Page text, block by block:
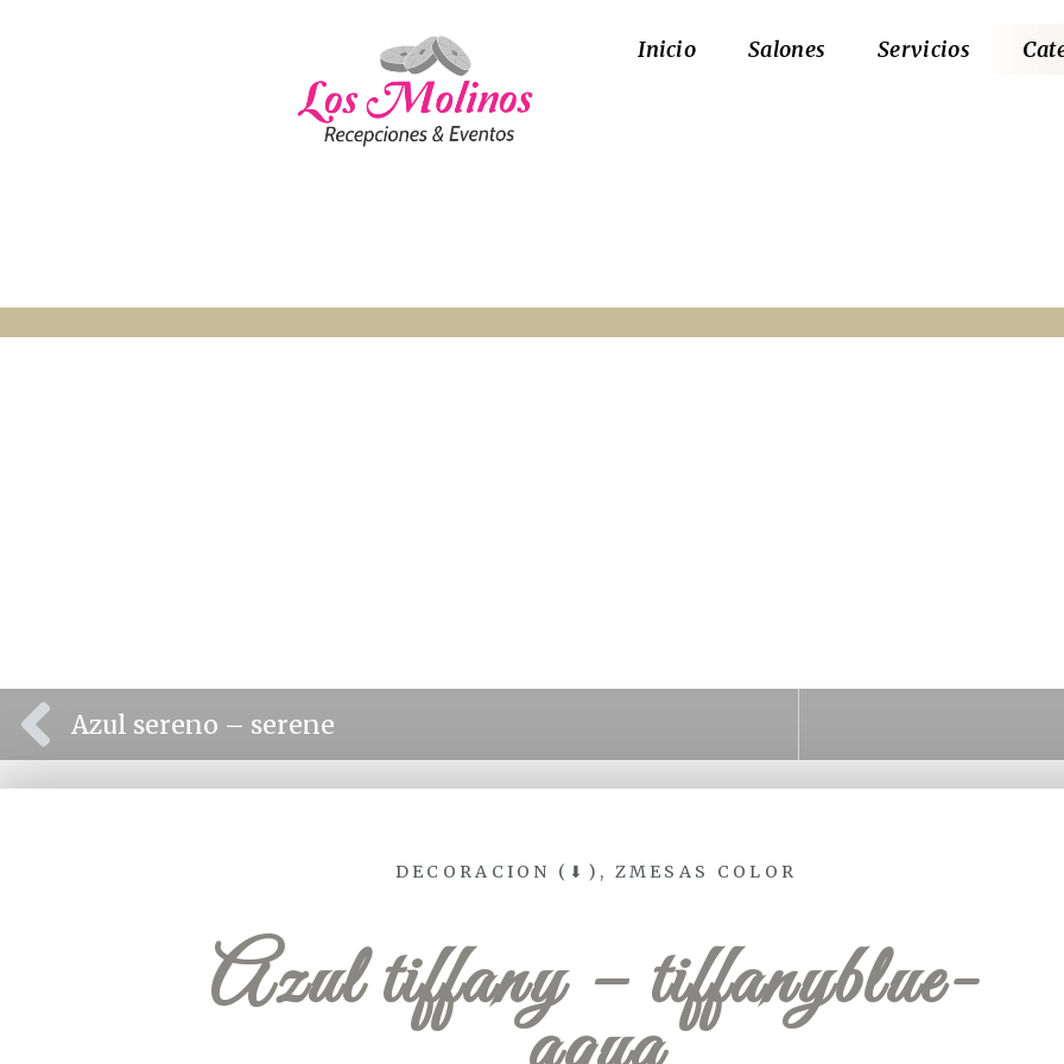
Inicio Salones Servicios
Azul sereno – serene
DECORACION (⬇) , ZMESAS COLOR
Azul tiffany – tiffanyblue-